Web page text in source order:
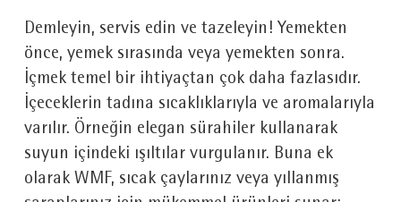
Demleyin, servis edin ve tazeleyin! Yemekten
önce, yemek sırasında veya yemekten sonra.
İçmek temel bir ihtiyaçtan çok daha fazlasıdır.
İçeceklerin tadına sıcaklıklarıyla ve aromalarıyla
varılır. Örneğin elegan sürahiler kullanarak
suyun içindeki ışıltılar vurgulanır. Buna ek
olarak WMF, sıcak çaylarınız veya yıllanmış